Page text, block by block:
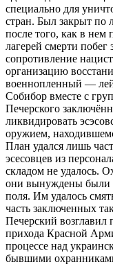
специально для
стран. Был закрыт
после того, как в
лагерей смерти
сопротивление
организацию
военнопленный —
Собибор вместе с
Печерского
ликвидировать
оружием,
План удался лишь
эсесовцев из
складом не удалось.
они вынуждены были
поля. Им удалось
часть заключенных
Печерский возглавил
прихода Красной
процессе над
бывшими